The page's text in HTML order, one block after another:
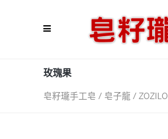
玫瑰果
皂籽瓏手工皂 / 皂子龍 / ZOZILO